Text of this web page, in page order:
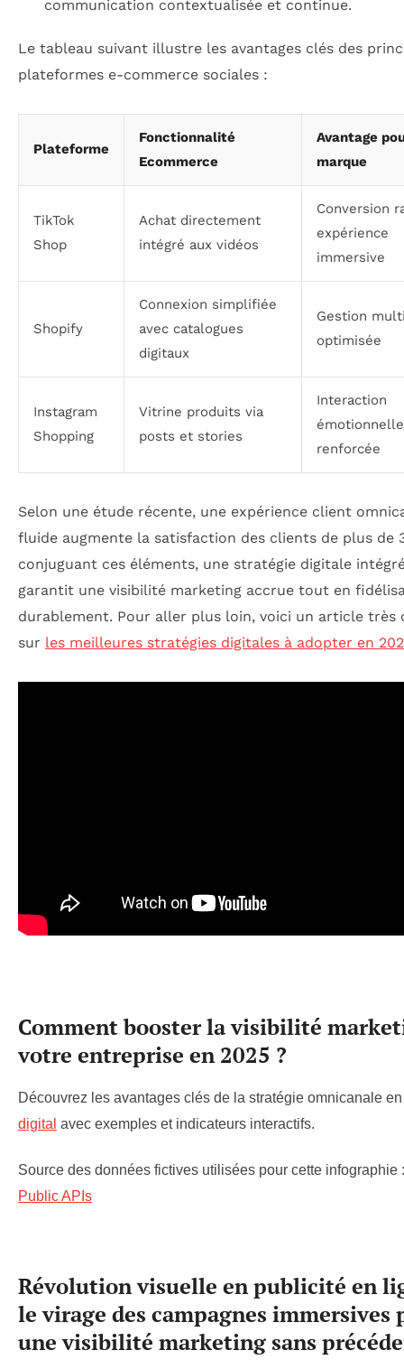
communication contextualisée et continue.
Le tableau suivant illustre les avantages clés des
plateformes e-commerce sociales :
Plateforme
Fonctionnalité
Ecommerce
Avantage
marque
TikTok
Shop
Achat directement
intégré aux vidéos
Conversion
expérience
immersive
Shopify
Connexion simplifiée
avec catalogues
digitaux
Gestion
optimisée
Instagram
Shopping
Vitrine produits via
posts et stories
Interaction
émotionnelle
renforcée
Selon une étude récente, une expérience client
fluide augmente la satisfaction des clients de plus de
conjuguant ces éléments, une stratégie digitale
garantit une visibilité marketing accrue tout en
durablement. Pour aller plus loin, voici un article très
sur les meilleures stratégies digitales à adopter en
Comment booster la visibilité
votre entreprise en 2025 ?
Découvrez les avantages clés de la stratégie omnicanale
digital avec exemples et indicateurs interactifs.
Source des données fictives utilisées pour cette infographie
Public APIs
Révolution visuelle en publicité en
le virage des campagnes immersives
une visibilité marketing sans